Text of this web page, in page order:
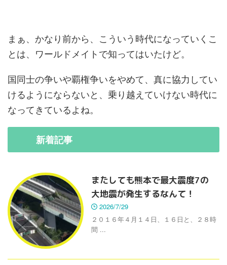
まぁ、かなり前から、こういう時代になっていくこ
とは、ワールドメイトで知ってはいたけど。
国同士の争いや覇権争いをやめて、真に協力してい
けるようにならないと、乗り越えていけない時代に
なってきているよね。
新着記事
またしても熊本で最大震度7の
大地震が発生するなんて！
2026/7/29
２０１６年４月１４日、１６日と、２８時
間 ...